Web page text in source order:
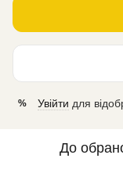
% Увійти для
До